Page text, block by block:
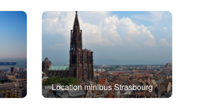
Location minibus Strasbourg